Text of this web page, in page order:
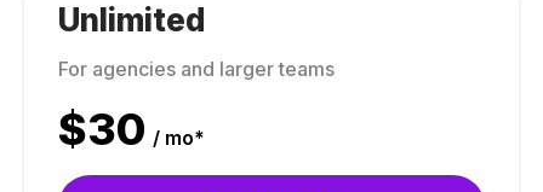
Unlimited
For agencies and larger teams
$30 / mo*